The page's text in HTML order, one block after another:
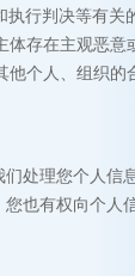
行判决等有关
存在主观恶意
他个人、组织的
处理您个人信
也有权向个人